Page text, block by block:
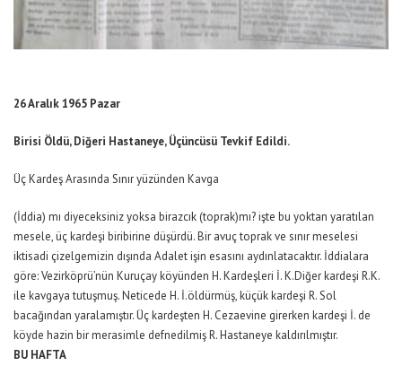
26 Aralık 1965 Pazar
Birisi Öldü, Diğeri Hastaneye, Üçüncüsü Tevkif Edildi.
Üç Kardeş Arasında Sınır yüzünden Kavga
(İddia) mı diyeceksiniz yoksa birazcık (toprak)mı? işte bu yoktan yaratılan
mesele, üç kardeşi biribirine düşürdü. Bir avuç toprak ve sınır meselesi
iktisadi çizelgemizin dışında Adalet işin esasını aydınlatacaktır. İddialara
göre: Vezirköprü’nün Kuruçay köyünden H. Kardeşleri İ. K.Diğer kardeşi R.K.
ile kavgaya tutuşmuş. Neticede H. İ.öldürmüş, küçük kardeşi R. Sol
bacağından yaralamıştır. Üç kardeşten H. Cezaevine girerken kardeşi İ. de
köyde hazin bir merasimle defnedilmiş R. Hastaneye kaldırılmıştır.
BU HAFTA